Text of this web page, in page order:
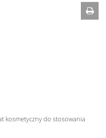
kosmetyczny do stosowania